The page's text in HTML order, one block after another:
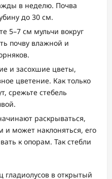
в неделю. Почва
до 30 см.
5–7 см мульчи вокруг
почву влажной и
и засохшие цветы,
цветение. Как только
срежьте стебель
раскрываться,
и может наклоняться, его
к опорам. Так стебли